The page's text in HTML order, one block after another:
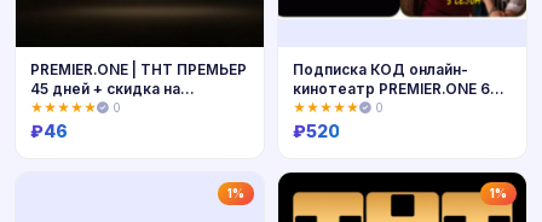
PREMIER.ONE | ТНТ ПРЕМЬЕР
45 дней + скидка на
продление. Хиты мирового
кино в HD
★★★★★ 0
₽46
Купить
Подписка КОД онлайн-
кинотеатр PREMIER.ONE 6
ЛИЦЕНЗИЯ КЛЮЧ KEY
РОССИЯ
★★★★★ 0
₽520
1% 1%